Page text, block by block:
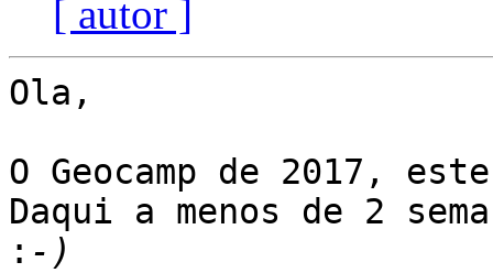
[ autor ]
Ola,
O Geocamp de 2017,
Daqui a menos de 2
: